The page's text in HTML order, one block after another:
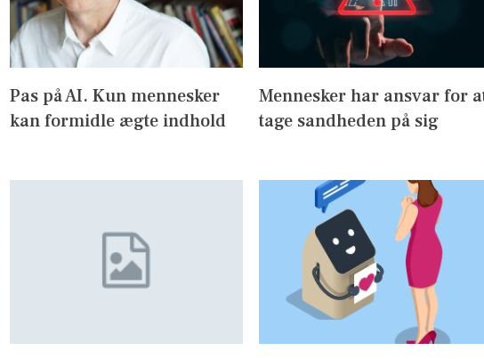
Pas på AI. Kun mennesker
kan formidle ægte indhold
Mennesker har ansvar for
tage sandheden på sig